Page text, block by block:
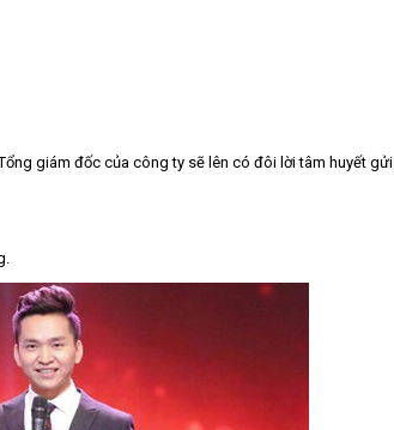
giám đốc của công ty sẽ lên có đôi lời tâm huyết gửi